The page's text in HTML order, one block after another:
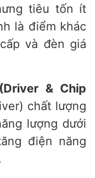
tiêu tốn ít
là điểm khác
và đèn giá
& Chip
chất lượng
lượng dưới
điện năng